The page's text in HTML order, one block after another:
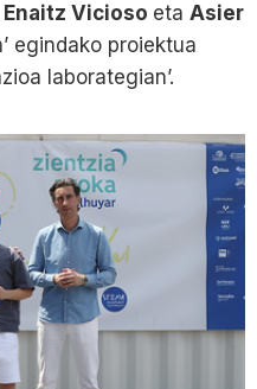
Enaitz Vicioso etaAsier
egindako proiektua
laborategian’.